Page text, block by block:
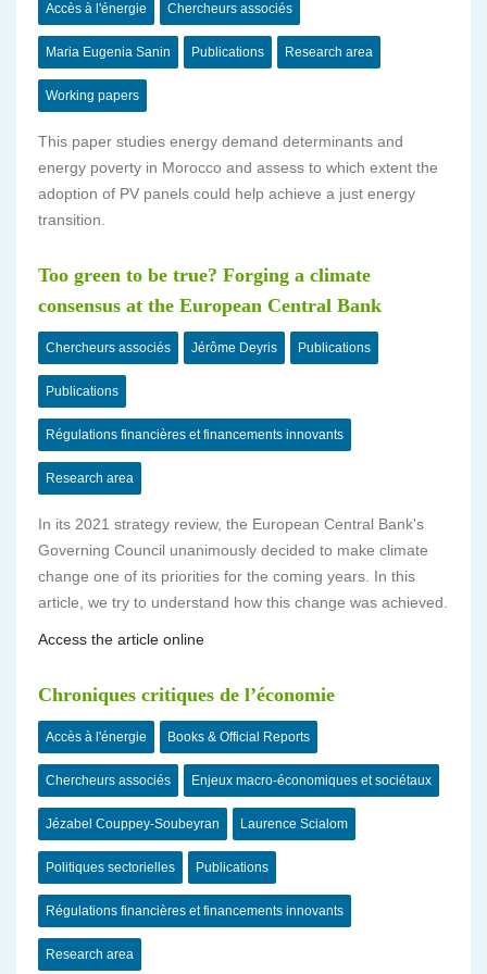
Accès à l'énergie Chercheurs associés
Maria Eugenia Sanin Publications Research area
Working papers
This paper studies energy demand determinants and
energy poverty in Morocco and assess to which extent the
adoption of PV panels could help achieve a just energy
transition.
Too green to be true? Forging a climate
consensus at the European Central Bank
Chercheurs associés Jérôme Deyris Publications
Publications
Régulations financières et financements innovants
Research area
In its 2021 strategy review, the European Central Bank's
Governing Council unanimously decided to make climate
change one of its priorities for the coming years. In this
article, we try to understand how this change was achieved.
Access the article online
Chroniques critiques de l’économie
Accès à l'énergie Books & Official Reports
Chercheurs associés Enjeux macro-économiques et sociétaux
Jézabel Couppey-Soubeyran Laurence Scialom
Politiques sectorielles Publications
Régulations financières et financements innovants
Research area